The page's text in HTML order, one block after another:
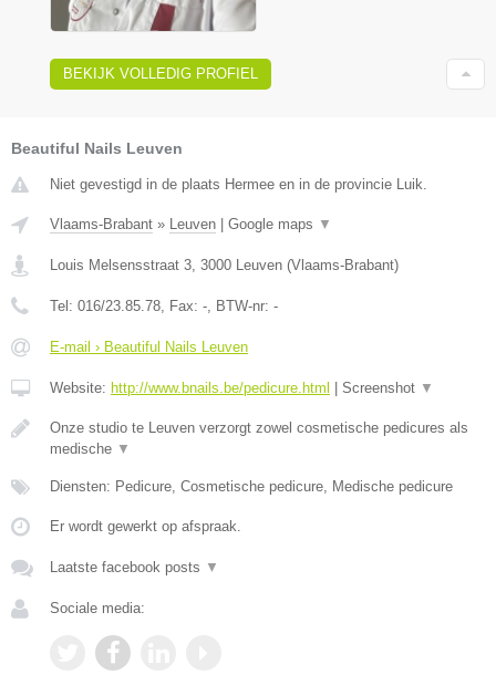
BEKIJK VOLLEDIG PROFIEL
Beautiful Nails Leuven
Niet gevestigd in de plaats Hermee en in de provincie Luik.
Vlaams-Brabant » Leuven Google maps ▼
Louis Melsensstraat 3, 3000 Leuven (Vlaams-Brabant)
Tel: 016/23.85.78, Fax: -, BTW-nr: -
E-mail › Beautiful Nails Leuven
Website: http://www.bnails.be/pedicure.html Screenshot ▼
Onze studio te Leuven verzorgt zowel cosmetische pedicures als
medische ▼
Diensten: Pedicure, Cosmetische pedicure, Medische pedicure
Er wordt gewerkt op afspraak.
Laatste facebook posts ▼
Sociale media: